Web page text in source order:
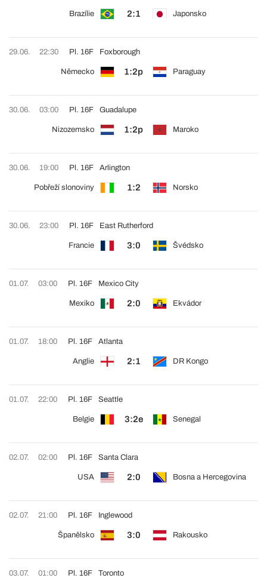
Brazílie 2:1 Japonsko
29.06. 22:30 Pl. 16F
Německo 1:2p Paraguay
Foxborough
30.06. 03:00 Pl. 16F
Nizozemsko 1:2p Maroko
Guadalupe
30.06. 19:00 Pl. 16F
Pobřeží slonoviny 1:2 Norsko
Arlington
30.06. 23:00 Pl. 16F
Francie 3:0 Švédsko
East Rutherford
01.07. 03:00 Pl. 16F
Mexiko 2:0 Ekvádor
Mexico City
01.07. 18:00 Pl. 16F
Anglie 2:1 DR Kongo
Atlanta
01.07. 22:00 Pl. 16F
Belgie 3:2e Senegal
Seattle
02.07. 02:00 Pl. 16F
USA 2:0 Bosna a Hercegovina
Santa Clara
02.07. 21:00 Pl. 16F
Španělsko 3:0 Rakousko
Inglewood
03.07. 01:00 Pl. 16F Toronto